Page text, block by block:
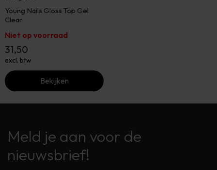
Young Nails Gloss Top Gel
Clear
Niet op voorraad
31,50
excl. btw
Bekijken
Meld je aan voor de
nieuwsbrief!